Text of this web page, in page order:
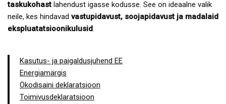
taskukohast lahendust igasse kodusse. See on ideaalne valik
neile, kes hindavad vastupidavust, soojapidavust ja madalaid
ekspluatatsioonikulusid.
Kasutus- ja paigaldusjuhend EE
Energiamärgis
Ökodisaini deklaratsioon
Toimivusdeklaratsioon